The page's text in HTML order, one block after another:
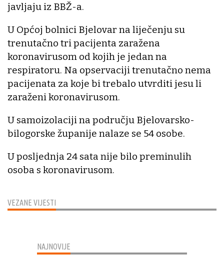
VEZANE VIJESTI
javljaju iz BBŽ-a.
U Općoj bolnici Bjelovar na liječenju su
trenutačno tri pacijenta zaražena
koronavirusom od kojih je jedan na
respiratoru. Na opservaciji trenutačno nema
pacijenata za koje bi trebalo utvrditi jesu li
zaraženi koronavirusom.
U samoizolaciji na području Bjelovarsko-
bilogorske županije nalaze se 54 osobe.
U posljednja 24 sata nije bilo preminulih
osoba s koronavirusom.
NAJNOVIJE